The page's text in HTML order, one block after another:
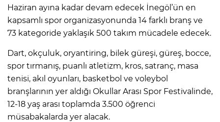
Haziran ayına kadar devam edecek İnegöl’ün en
kapsamlı spor organizasyonunda 14 farklı branş ve
73 kategoride yaklaşık 500 takım mücadele edecek.
Dart, okçuluk, oryantiring, bilek güreşi, güreş, bocce,
spor tırmanış, puanlı atletizm, kros, satranç, masa
tenisi, akıl oyunları, basketbol ve voleybol
branşlarının yer aldığı Okullar Arası Spor Festivalinde,
12-18 yaş arası toplamda 3.500 öğrenci
müsabakalarda yer alacak.